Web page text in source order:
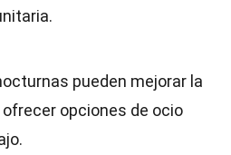
pueden mejorar la
opciones de ocio